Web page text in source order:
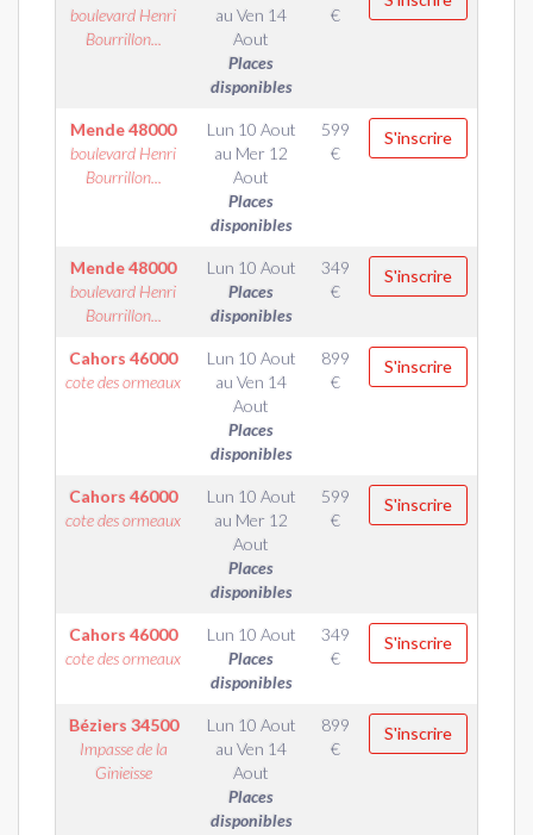
boulevard Henri
Bourrillon...
au Ven 14
Aout
Places
disponibles
€
Mende48000
boulevard Henri
Bourrillon...
Lun 10 Aout
au Mer 12
Aout
Places
disponibles
599
€
S'inscrire
Mende48000
boulevard Henri
Bourrillon...
Lun 10 Aout
Places
disponibles
349
€
S'inscrire
Cahors 46000
cote des ormeaux
Lun 10 Aout
au Ven 14
Aout
Places
disponibles
899
€
S'inscrire
Cahors 46000
cote des ormeaux
Lun 10 Aout
au Mer 12
Aout
Places
disponibles
599
€
S'inscrire
Cahors 46000
cote des ormeaux
Lun 10 Aout
Places
disponibles
349
€
S'inscrire
Béziers 34500
Impasse de la
Ginieisse
Lun 10 Aout
au Ven 14
Aout
Places
disponibles
899
€
S'inscrire